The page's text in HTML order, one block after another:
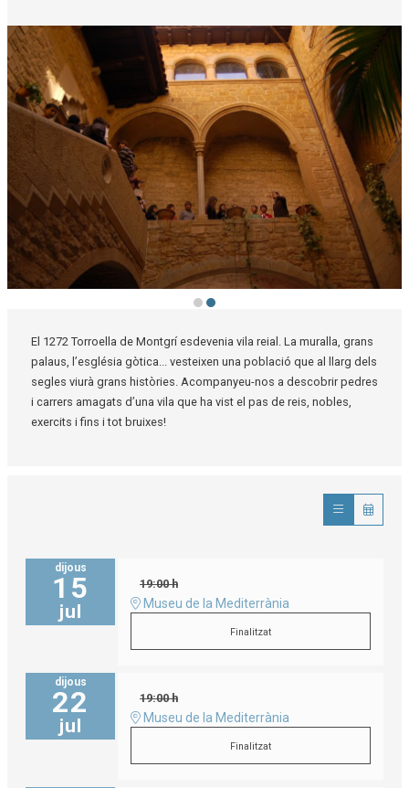
El 1272 Torroella de Montgrí esdevenia vila reial. La muralla, grans
palaus, l’església gòtica... vesteixen una població que al llarg dels
segles viurà grans històries. Acompanyeu-nos a descobrir pedres
i carrers amagats d’una vila que ha vist el pas de reis, nobles,
exercits i fins i tot bruixes!
dijous
15
jul
19:00 h
Museu de la Mediterrània
Finalitzat
dijous
22
jul
19:00 h
Museu de la Mediterrània
Finalitzat